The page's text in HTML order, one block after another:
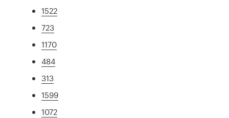
1522
723
1170
484
313
1599
1072